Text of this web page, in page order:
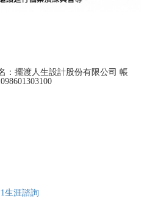
：擺渡人生設計股份有限公司 帳
生涯諮詢